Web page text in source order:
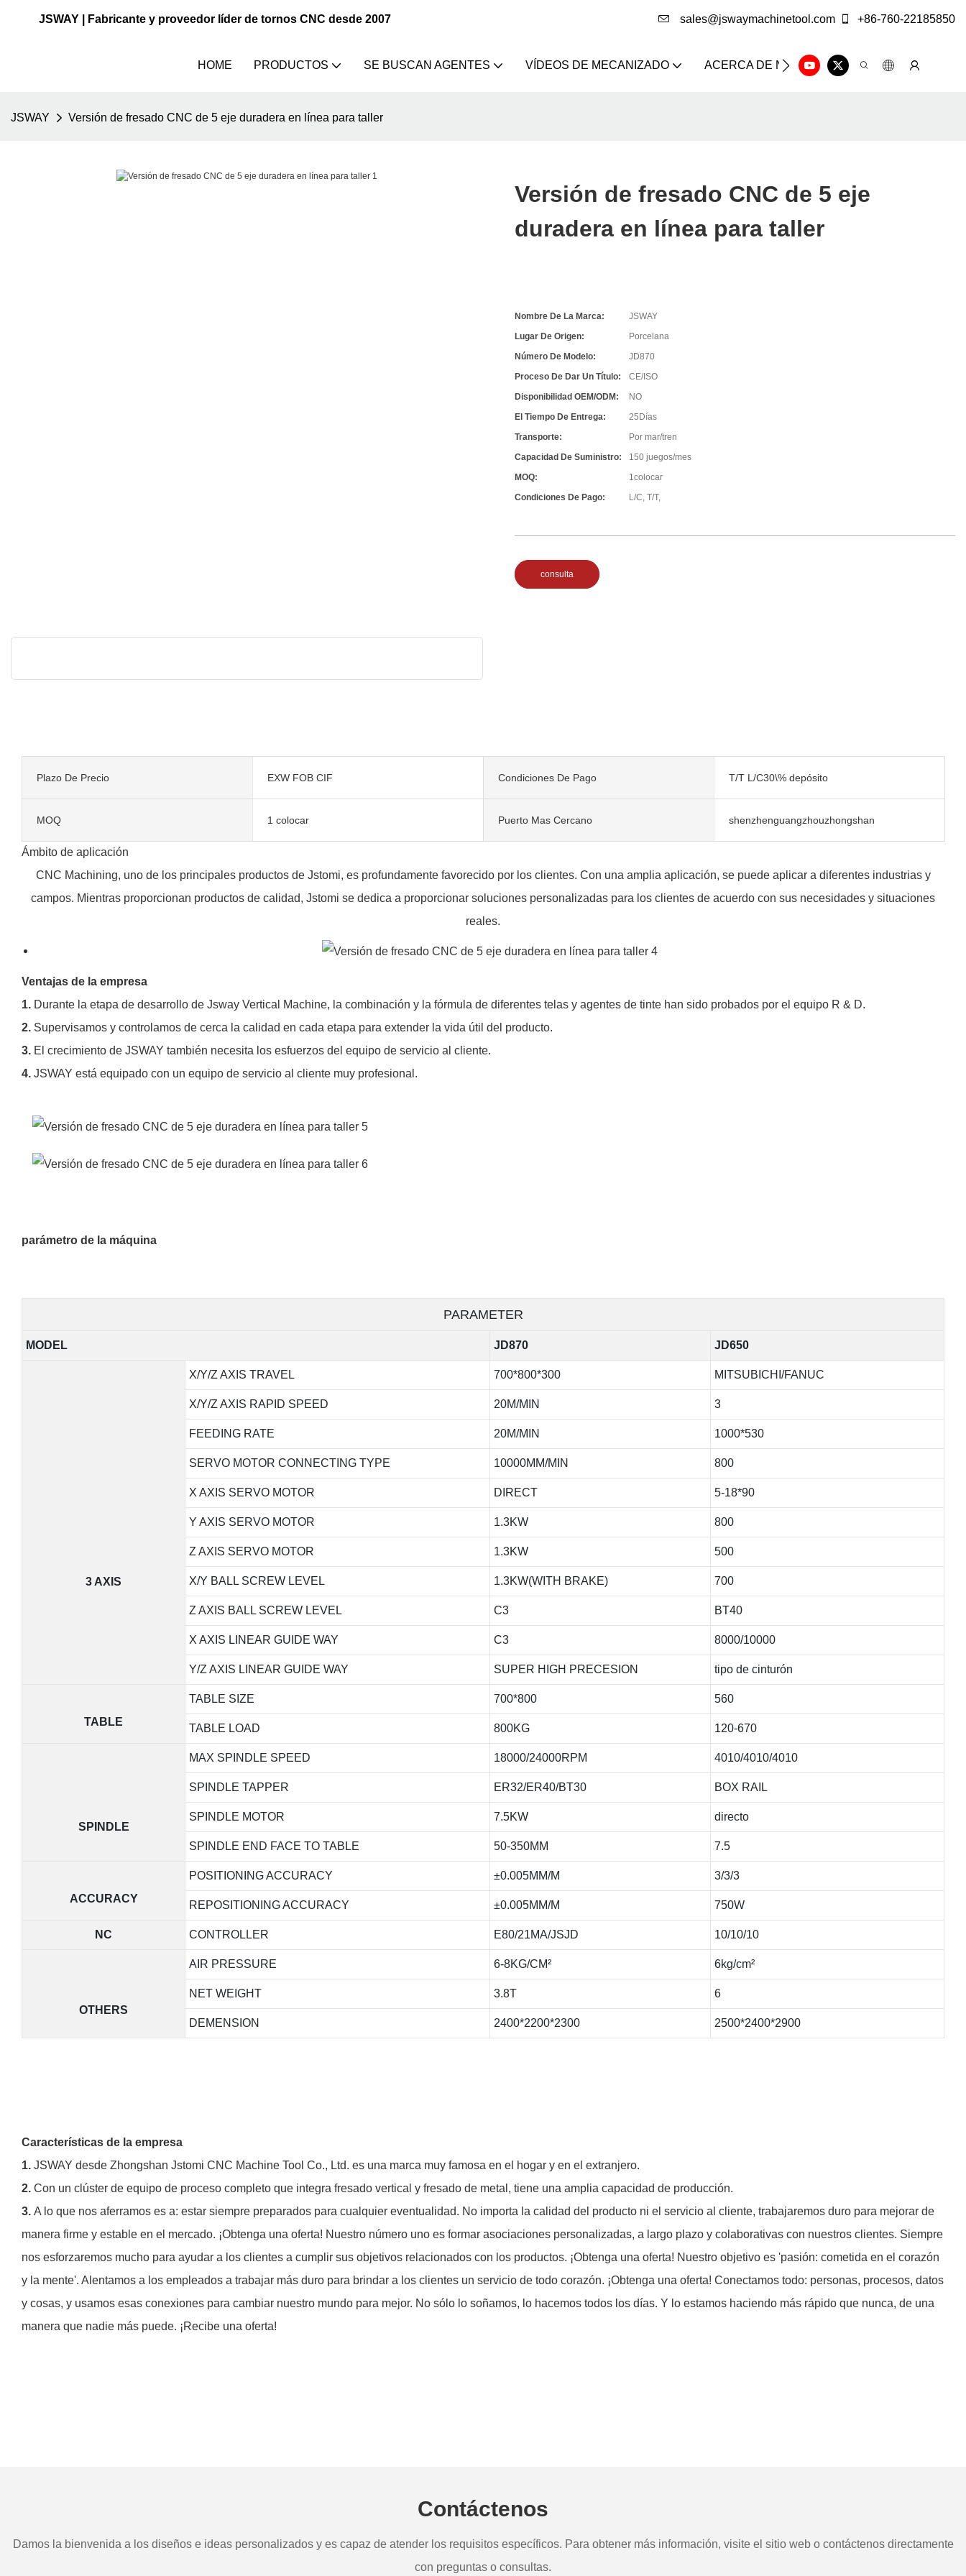
JSWAY | Fabricante y proveedor líder de tornos CNC desde 2007 sales@jswaymachinetool.com +86-760-22185850
HOME PRODUCTOS SE BUSCAN AGENTES VÍDEOS DE MECANIZADO ACERCA DE NOSOTROS SOLUCIÓN
JSWAY Versión de fresado CNC de 5 eje duradera en línea para taller
Versión de fresado CNC de 5 eje
duradera en línea para taller
Nombre De La Marca:
JSWAY
Lugar De Origen:
Porcelana
Número De Modelo:
JD870
Proceso De Dar Un Título:
CE/ISO
Disponibilidad OEM/ODM:
NO
El Tiempo De Entrega:
25Días
Transporte:
Por mar/tren
Capacidad De Suministro:
150 juegos/mes
MOQ:
1colocar
Condiciones De Pago:
L/C, T/T,
consulta
Plazo De Precio EXW FOB CIF Condiciones De Pago T/T L/C30\% depósito
MOQ 1 colocar Puerto Mas Cercano shenzhenguangzhouzhongshan
Ámbito de aplicación
CNC Machining, uno de los principales productos de Jstomi, es profundamente favorecido por los clientes. Con una amplia aplicación, se puede aplicar a diferentes industrias y
campos. Mientras proporcionan productos de calidad, Jstomi se dedica a proporcionar soluciones personalizadas para los clientes de acuerdo con sus necesidades y situaciones
reales.
Ventajas de la empresa
1. Durante la etapa de desarrollo de Jsway Vertical Machine, la combinación y la fórmula de diferentes telas y agentes de tinte han sido probados por el equipo R & D.
2. Supervisamos y controlamos de cerca la calidad en cada etapa para extender la vida útil del producto.
3. El crecimiento de JSWAY también necesita los esfuerzos del equipo de servicio al cliente.
4. JSWAY está equipado con un equipo de servicio al cliente muy profesional.
parámetro de la máquina
PARAMETER
MODEL JD870 JD650
3 AXIS
X/Y/Z AXIS TRAVEL 700*800*300 MITSUBICHI/FANUC
X/Y/Z AXIS RAPID SPEED 20M/MIN 3
FEEDING RATE 20M/MIN 1000*530
SERVO MOTOR CONNECTING TYPE 10000MM/MIN 800
X AXIS SERVO MOTOR DIRECT 5-18*90
Y AXIS SERVO MOTOR 1.3KW 800
Z AXIS SERVO MOTOR 1.3KW 500
X/Y BALL SCREW LEVEL 1.3KW(WITH BRAKE) 700
Z AXIS BALL SCREW LEVEL C3 BT40
X AXIS LINEAR GUIDE WAY C3 8000/10000
Y/Z AXIS LINEAR GUIDE WAY SUPER HIGH PRECESION tipo de cinturón
TABLE
TABLE SIZE 700*800 560
TABLE LOAD 800KG 120-670
SPINDLE
MAX SPINDLE SPEED 18000/24000RPM 4010/4010/4010
SPINDLE TAPPER ER32/ER40/BT30 BOX RAIL
SPINDLE MOTOR 7.5KW directo
SPINDLE END FACE TO TABLE 50-350MM 7.5
ACCURACY
POSITIONING ACCURACY ±0.005MM/M 3/3/3
REPOSITIONING ACCURACY ±0.005MM/M 750W
NC CONTROLLER E80/21MA/JSJD 10/10/10
OTHERS
AIR PRESSURE 6-8KG/CM² 6kg/cm²
NET WEIGHT 3.8T 6
DEMENSION 2400*2200*2300 2500*2400*2900
Características de la empresa
1. JSWAY desde Zhongshan Jstomi CNC Machine Tool Co., Ltd. es una marca muy famosa en el hogar y en el extranjero.
2. Con un clúster de equipo de proceso completo que integra fresado vertical y fresado de metal, tiene una amplia capacidad de producción.
3. A lo que nos aferramos es a: estar siempre preparados para cualquier eventualidad. No importa la calidad del producto ni el servicio al cliente, trabajaremos duro para mejorar de
manera firme y estable en el mercado. ¡Obtenga una oferta! Nuestro número uno es formar asociaciones personalizadas, a largo plazo y colaborativas con nuestros clientes. Siempre
nos esforzaremos mucho para ayudar a los clientes a cumplir sus objetivos relacionados con los productos. ¡Obtenga una oferta! Nuestro objetivo es 'pasión: cometida en el corazón
y la mente'. Alentamos a los empleados a trabajar más duro para brindar a los clientes un servicio de todo corazón. ¡Obtenga una oferta! Conectamos todo: personas, procesos, datos
y cosas, y usamos esas conexiones para cambiar nuestro mundo para mejor. No sólo lo soñamos, lo hacemos todos los días. Y lo estamos haciendo más rápido que nunca, de una
manera que nadie más puede. ¡Recibe una oferta!
Contáctenos
Damos la bienvenida a los diseños e ideas personalizados y es capaz de atender los requisitos específicos. Para obtener más información, visite el sitio web o contáctenos directamente
con preguntas o consultas.